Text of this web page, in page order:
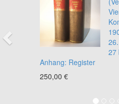
27
Anhang: Register
250,00 €